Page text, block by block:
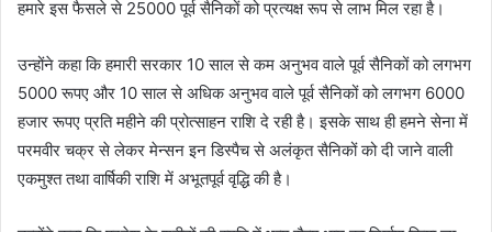
हमारे इस फैसले से 25000 पूर्व सैनिकों को प्रत्यक्ष रूप से लाभ मिल रहा है।
उन्होंने कहा कि हमारी सरकार 10 साल से कम अनुभव वाले पूर्व सैनिकों को लगभग
5000 रूपए और 10 साल से अधिक अनुभव वाले पूर्व सैनिकों को लगभग 6000
हजार रूपए प्रति महीने की प्रोत्साहन राशि दे रही है। इसके साथ ही हमने सेना में
परमवीर चक्र से लेकर मेन्सन इन डिस्पैच से अलंकृत सैनिकों को दी जाने वाली
एकमुश्त तथा वार्षिकी राशि में अभूतपूर्व वृद्धि की है।